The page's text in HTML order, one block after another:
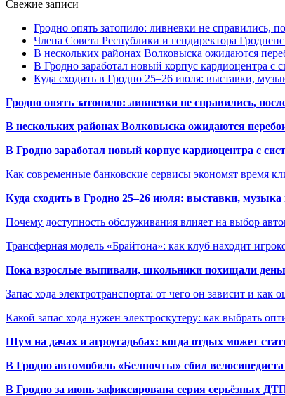
Свежие записи
Гродно опять затопило: ливневки не справились,
Члена Совета Республики и гендиректора
В нескольких районах Волковыска ожидаются
В Гродно заработал новый корпус кардиоцентра с
Куда сходить в Гродно 25–26 июля: выставки,
Гродно опять затопило: ливневки не справились,
В нескольких районах Волковыска ожидаются
В Гродно заработал новый корпус кардиоцентра с
Как современные банковские сервисы экономят время
Куда сходить в Гродно 25–26 июля: выставки, музыка
Почему доступность обслуживания влияет на выбор
Трансферная модель «Брайтона»: как клуб находит
Пока взрослые выпивали, школьники похищали
Запас хода электротранспорта: от чего он зависит и как
Какой запас хода нужен электроскутеру: как выбрать
Шум на дачах и агроусадьбах: когда отдых может
В Гродно автомобиль «Белпочты» сбил велосипедиста
В Гродно за июнь зафиксирована серия серьёзных